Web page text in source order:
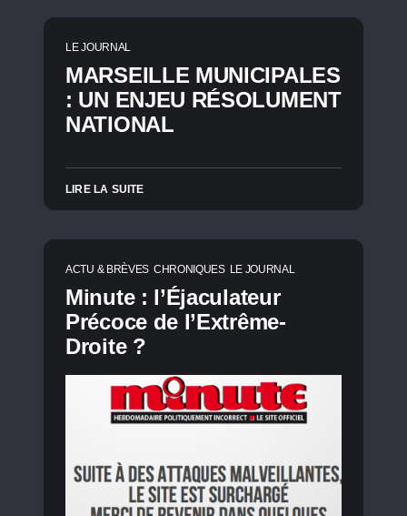
LE JOURNAL
MARSEILLE MUNICIPALES
: UN ENJEU RÉSOLUMENT
NATIONAL
LIRE LA SUITE
ACTU & BRÈVES CHRONIQUES LE JOURNAL
Minute : l’Éjaculateur
Précoce de l’Extrême-
Droite ?